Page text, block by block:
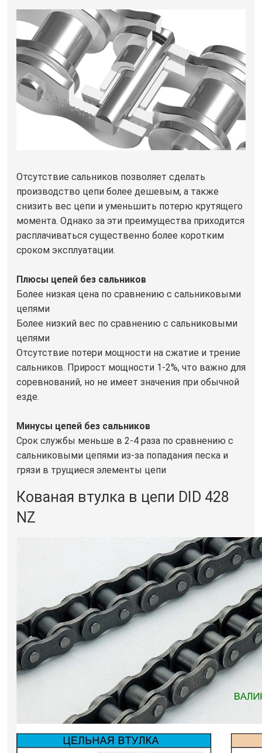
Отсутствие сальников позволяет сделать
производство цепи более дешевым, а также
снизить вес цепи и уменьшить потерю крутящего
момента. Однако за эти преимущества приходится
расплачиваться существенно более коротким
сроком эксплуатации.
Плюсы цепей без сальников
Более низкая цена по сравнению с сальниковыми
цепями
Более низкий вес по сравнению с сальниковыми
цепями
Отсутствие потери мощности на сжатие и трение
сальников. Прирост мощности 1-2%, что важно для
соревнований, но не имеет значения при обычной
езде.
Минусы цепей без сальников
Срок службы меньше в 2-4 раза по сравнению с
сальниковыми цепями из-за попадания песка и
грязи в трущиеся элементы цепи
Кованая втулка в цепи DID 428
NZ